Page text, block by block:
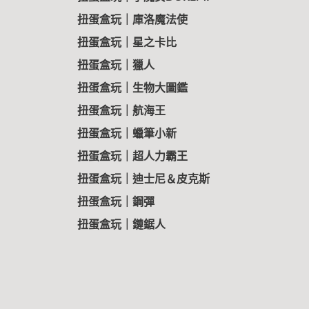
扭蛋盒玩｜庫洛魔法使
扭蛋盒玩｜星之卡比
扭蛋盒玩｜獵人
扭蛋盒玩｜生物大圖鑑
扭蛋盒玩｜航海王
扭蛋盒玩｜蠟筆小新
扭蛋盒玩｜超人力霸王
扭蛋盒玩｜迪士尼＆皮克斯
扭蛋盒玩｜鋼彈
扭蛋盒玩｜鏈鋸人